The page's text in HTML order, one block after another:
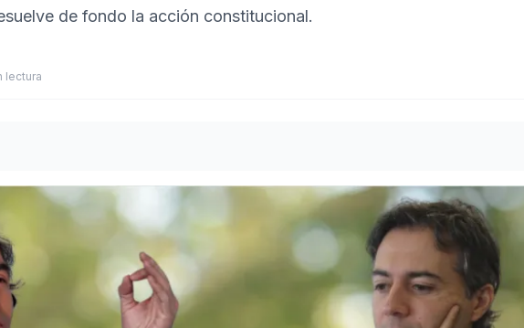
de fondo la acción constitucional.
lectura